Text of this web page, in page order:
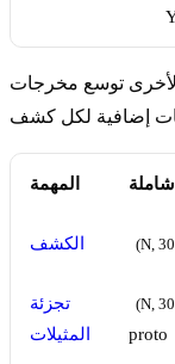
توسع مخرجات
المهمة
الكشف (N,
تجزئة
المثيلات
(N,
proto